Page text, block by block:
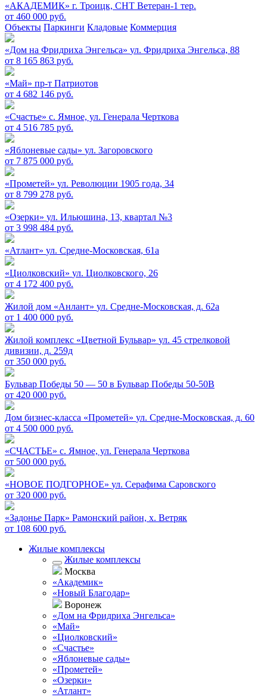
«АКАДЕМИК» г. Троицк, СНТ Ветеран-1 тер.
от 460 000 руб.
Объекты Паркинги Кладовые Коммерция
«Дом на Фридриха Энгельса» ул. Фридриха Энгельса, 88
от 8 165 863 руб.
«Май» пр-т Патриотов
от 4 682 146 руб.
«Счастье» c. Ямное, ул. Генерала Черткова
от 4 516 785 руб.
«Яблоневые сады» ул. Загоровского
от 7 875 000 руб.
«Прометей» ул. Революции 1905 года, 34
от 8 799 278 руб.
«Озерки» ул. Ильюшина, 13, квартал №3
от 3 998 484 руб.
«Атлант» ул. Средне-Московская, 61а
«Циолковский» ул. Циолковского, 26
от 4 172 400 руб.
Жилой дом «Анлант» ул. Средне-Московская, д. 62а
от 1 400 000 руб.
Жилой комплекс «Цветной Бульвар» ул. 45 стрелковой
дивизии, д. 259д
от 350 000 руб.
Бульвар Победы 50 — 50 в Бульвар Победы 50-50В
от 420 000 руб.
Дом бизнес-класса «Прометей» ул. Средне-Московская, д. 60
от 4 500 000 руб.
«СЧАСТЬЕ» c. Ямное, ул. Генерала Черткова
от 500 000 руб.
«НОВОЕ ПОДГОРНОЕ» ул. Серафима Саровского
от 320 000 руб.
«Задонье Парк» Рамонский район, х. Ветряк
от 108 600 руб.
Жилые комплексы
Жилые комплексы
Москва
«Академик»
«Новый Благодар»
Воронеж
«Дом на Фридриха Энгельса»
«Май»
«Циолковский»
«Счастье»
«Яблоневые сады»
«Прометей»
«Озерки»
«Атлант»